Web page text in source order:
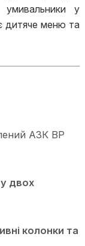
умивальники у
дитяче меню та
АЗК BP
двох
колонки та